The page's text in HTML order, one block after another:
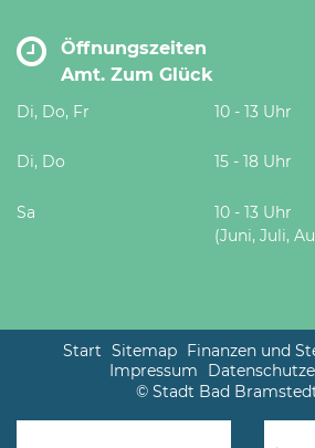
Öffnungszeiten
Amt. Zum Glück
Di, Do, Fr 10 - 13 Uhr
Di, Do 15 - 18 Uhr
Sa
10 - 13 Uhr
(Juni, Juli,
Start Sitemap Finanzen und
Impressum
© Stadt Bad